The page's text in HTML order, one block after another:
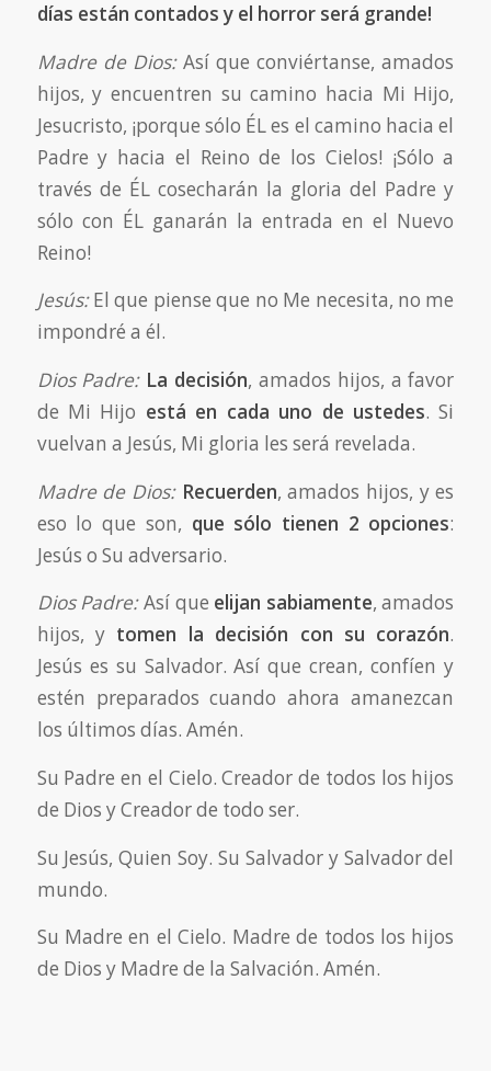
días están contados y el horror será grande!
Madre de Dios:Así que conviértanse, amados
hijos, y encuentren su camino hacia Mi Hijo,
Jesucristo, ¡porque sólo ÉL es el camino hacia el
Padre y hacia el Reino de los Cielos! ¡Sólo a
través de ÉL cosecharán la gloria del Padre y
sólo con ÉL ganarán la entrada en el Nuevo
Reino!
Jesús:El que piense que no Me necesita, no me
impondré a él.
Dios Padre: La decisión, amados hijos, a favor
de Mi Hijo está en cada uno de ustedes. Si
vuelvan a Jesús, Mi gloria les será revelada.
Madre de Dios: Recuerden, amados hijos, y es
eso lo que son, que sólo tienen 2 opciones:
Jesús o Su adversario.
Dios Padre:Así que elijan sabiamente, amados
hijos, y tomen la decisión con su corazón.
Jesús es su Salvador. Así que crean, confíen y
estén preparados cuando ahora amanezcan
los últimos días. Amén.
Su Padre en el Cielo. Creador de todos los hijos
de Dios y Creador de todo ser.
Su Jesús, Quien Soy. Su Salvador y Salvador del
mundo.
Su Madre en el Cielo. Madre de todos los hijos
de Dios y Madre de la Salvación. Amén.